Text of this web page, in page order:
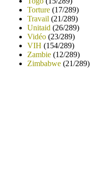
Torture (17/289)
Travail (21/289)
Unitaid (26/289)
Vidéo (23/289)
VIH (154/289)
Zambie (12/289)
Zimbabwe (21/289)